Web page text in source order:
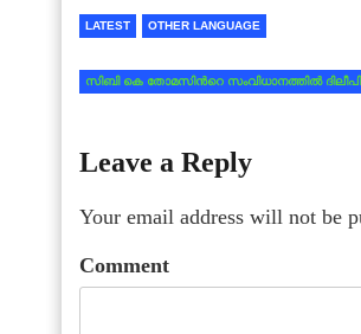
LATEST OTHER LANGUAGE
സിബി കെ തോമസിന്‍റെ സംവിധാനത്തില്‍
Leave a Reply
Your email address will not be
Comment